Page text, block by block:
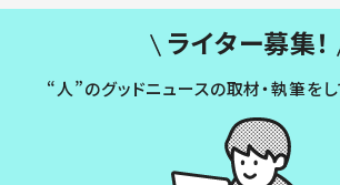
ライター募集！
“人”のグッドニュースの取材・執筆を